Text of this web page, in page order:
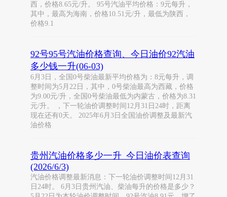
西，价格8.65元/升。 95号汽油平均价格：9元每升，
其中，最高为海南，价格10.51元/升，最低为陕西，
价格9.1
92号95号汽油价格查询、今日油价92汽油
多少钱一升(06-03)
6月3日，全国0号柴油最新平均价格为：8元每升，调
整时间为5月22日，其中，0号柴油最高为西藏，价格
为9.00元/升，全国0号柴油最低为内蒙古，价格为8.31
元/升。 ，下一轮油价调整时间12月31日24时，距离
现在还有0天。 2025年6月3日全国油价调整及最新汽
油价格
贵州汽油价格多少一升_今日油价表查询
(2026/6/3)
汽油价格调整最新消息：下一轮油价调整时间12月31
日24时。 6月3日贵州汽油、柴油每升的价格是多少？